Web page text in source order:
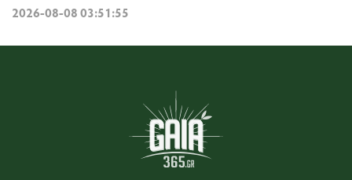
2026-08-08 03:51:55